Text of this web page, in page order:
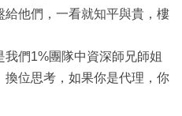
他們，一看就知平與貴，樓
們1%團隊中資深師兄師姐
位思考，如果你是代理，你